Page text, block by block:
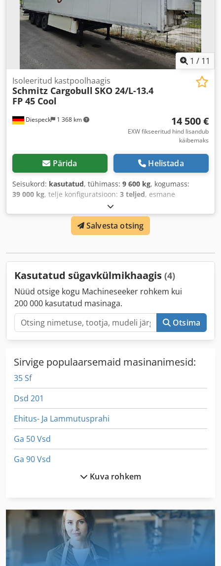
1 / 11
Diespeck 1 368 km
Isoleeritud kastpoolhaagis
Schmitz Cargobull SKO 24/L-13.4
FP 45 Cool
14 500 €
EXW fikseeritud hind lisandub
käibemaks
Pärida Helistada
Seisukord: kasutatud, tühimass: 9 600 kg, kogumass:
39 000 kg, telje konfiguratsioon: 3 teljed, esmane
, järgmine ülevaatus (TÜV):
04/2027, laadimisruumi pikkus:13 300 mm, laadimisruumi
, laadruumi kõrgus:2 680 mm
laadimisruumi maht:89 m³, rehvi suurus:
Salvesta otsing
Kasutatud sügavkülmikhaagis (4)
Nüüd otsige kogu Machineseeker rohkem kui
200 000 kasutatud masinaga.
Otsima
Sirvige populaarsemaid masinanimesid:
35 Sf
Dsd 201
Ehitus- Ja Lammutusprahi
Ga 50 Vsd
Ga 90 Vsd
Gkt 60
Gs 3268 Rt
Kuva rohkem